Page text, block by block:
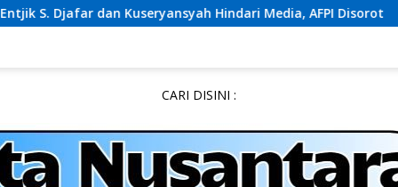
dan Kuseryansyah Hindari Media, AFPI Disorot PW
CARI DISINI :